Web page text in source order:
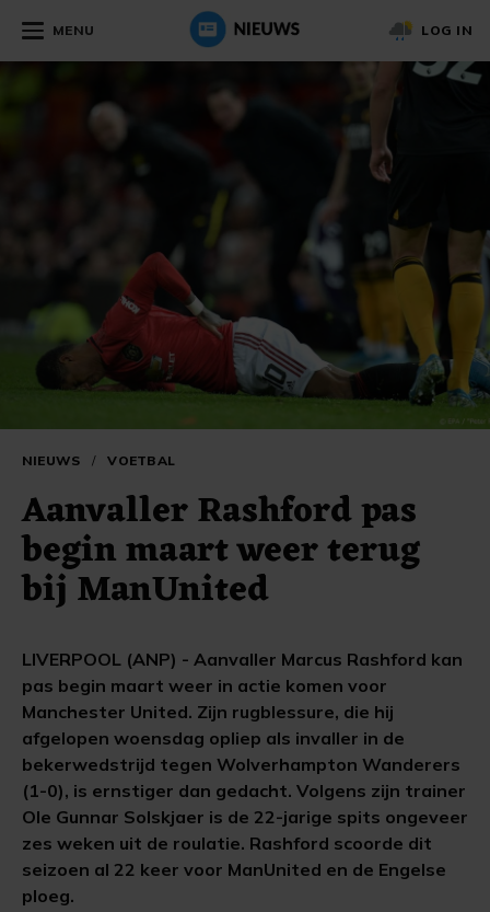
MENU LOG IN
NIEUWS / VOETBAL
Aanvaller Rashford pas
begin maart weer terug
bij ManUnited
LIVERPOOL (ANP) - Aanvaller Marcus Rashford kan
pas begin maart weer in actie komen voor
Manchester United. Zijn rugblessure, die hij
afgelopen woensdag opliep als invaller in de
bekerwedstrijd tegen Wolverhampton Wanderers
(1-0), is ernstiger dan gedacht. Volgens zijn trainer
Ole Gunnar Solskjaer is de 22-jarige spits ongeveer
zes weken uit de roulatie. Rashford scoorde dit
seizoen al 22 keer voor ManUnited en de Engelse
ploeg.